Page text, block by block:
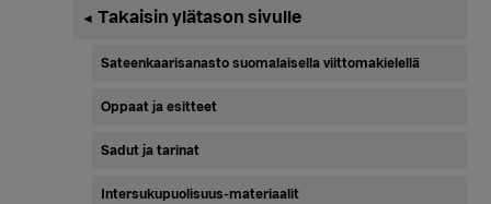
Ensisijainen
sivupalkki
◄ Takaisin ylätason sivulle
Sateenkaarisanasto suomalaisella viittomakielellä
Oppaat ja esitteet
Sadut ja tarinat
Intersukupuolisuus-materiaalit